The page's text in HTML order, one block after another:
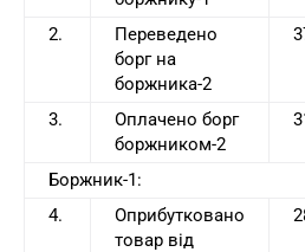
2.
Переведено
борг на
боржника-2
3.
Оплачено борг
боржником-2
Боржник-1:
4.
Оприбутковано
товар від